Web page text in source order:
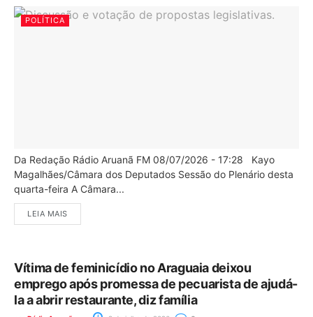
POLÍTICA
Da Redação Rádio Aruanã FM 08/07/2026 - 17:28 Kayo
Magalhães/Câmara dos Deputados Sessão do Plenário desta
quarta-feira A Câmara...
LEIA MAIS
Vítima de feminicídio no Araguaia deixou
emprego após promessa de pecuarista de ajudá-
la a abrir restaurante, diz família